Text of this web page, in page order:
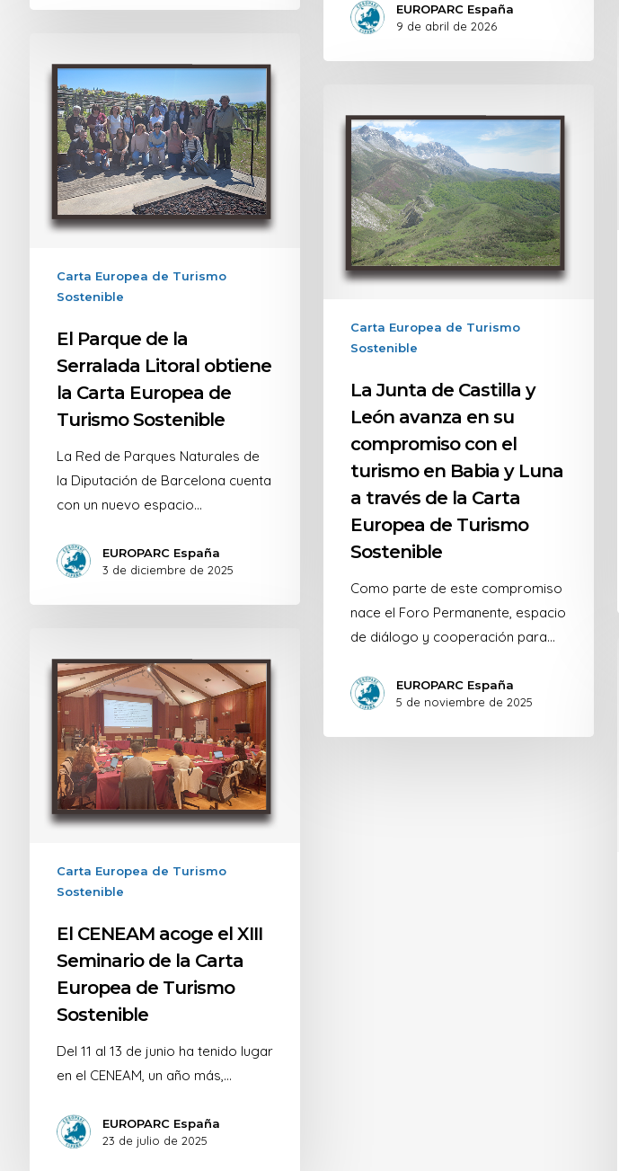
EUROPARC España
9 de abril de 2026
Carta Europea de Turismo
Sostenible
El Parque de la
Serralada Litoral obtiene
la Carta Europea de
Turismo Sostenible
La Red de Parques Naturales de
la Diputación de Barcelona cuenta
con un nuevo espacio…
EUROPARC España
3 de diciembre de 2025
Carta Europea de Turismo
Sostenible
La Junta de Castilla y
León avanza en su
compromiso con el
turismo en Babia y Luna
a través de la Carta
Europea de Turismo
Sostenible
Como parte de este compromiso
nace el Foro Permanente, espacio
de diálogo y cooperación para…
EUROPARC España
5 de noviembre de 2025
Carta Europea de Turismo
Sostenible
El CENEAM acoge el XIII
Seminario de la Carta
Europea de Turismo
Sostenible
Del 11 al 13 de junio ha tenido lugar
en el CENEAM, un año más,…
EUROPARC España
23 de julio de 2025